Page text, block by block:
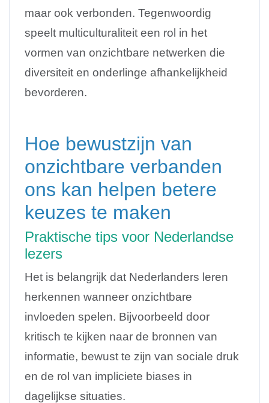
maar ook verbonden. Tegenwoordig
speelt multiculturaliteit een rol in het
vormen van onzichtbare netwerken die
diversiteit en onderlinge afhankelijkheid
bevorderen.
Hoe bewustzijn van
onzichtbare verbanden
ons kan helpen betere
keuzes te maken
Praktische tips voor Nederlandse
lezers
Het is belangrijk dat Nederlanders leren
herkennen wanneer onzichtbare
invloeden spelen. Bijvoorbeeld door
kritisch te kijken naar de bronnen van
informatie, bewust te zijn van sociale druk
en de rol van impliciete biases in
dagelijkse situaties.